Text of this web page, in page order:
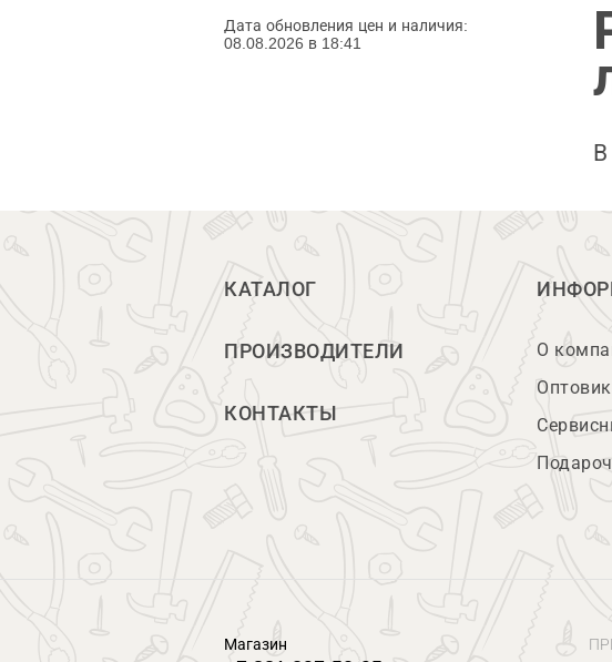
Дата обновления цен и наличия:
08.08.2026 в 18:41
В
КАТАЛОГ
ПРОИЗВОДИТЕЛИ
КОНТАКТЫ
О
Магазин